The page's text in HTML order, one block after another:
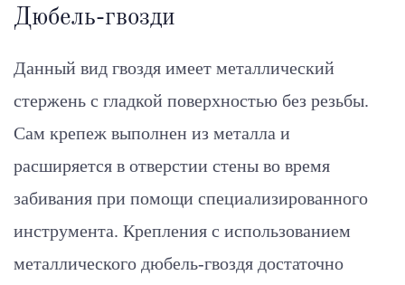
Дюбель-гвозди
Данный вид гвоздя имеет металлический
стержень с гладкой поверхностью без резьбы.
Сам крепеж выполнен из металла и
расширяется в отверстии стены во время
забивания при помощи специализированного
инструмента. Крепления с использованием
металлического дюбель-гвоздя достаточно